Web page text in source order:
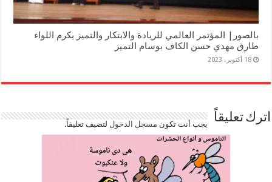
بالصور| المؤتمر العالمي للريادة والابتكار والتميز يكرم اللواء
طارق مهدي حسن الكاف بوسام التميز
18 أكتوبر، 2023
اترك تعليقاً يجب أنت تكون مسجل الدخوللتضيف تعليقاً.